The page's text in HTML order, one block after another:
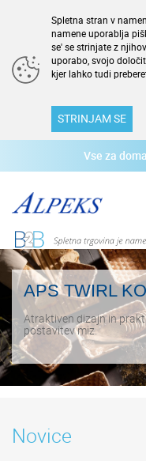
Spletna stran v
namene uporablja
se' se strinjate z
uporabo, svojo
kjer lahko tudi
STRINJAM SE
Vse za
APS TWIRL
Atraktiven dizajn in
postavitev miz.
Novice